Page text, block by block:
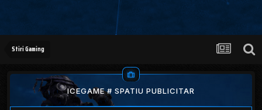
Stiri Gaming
ICEGAME # SPATIU PUBLICITAR